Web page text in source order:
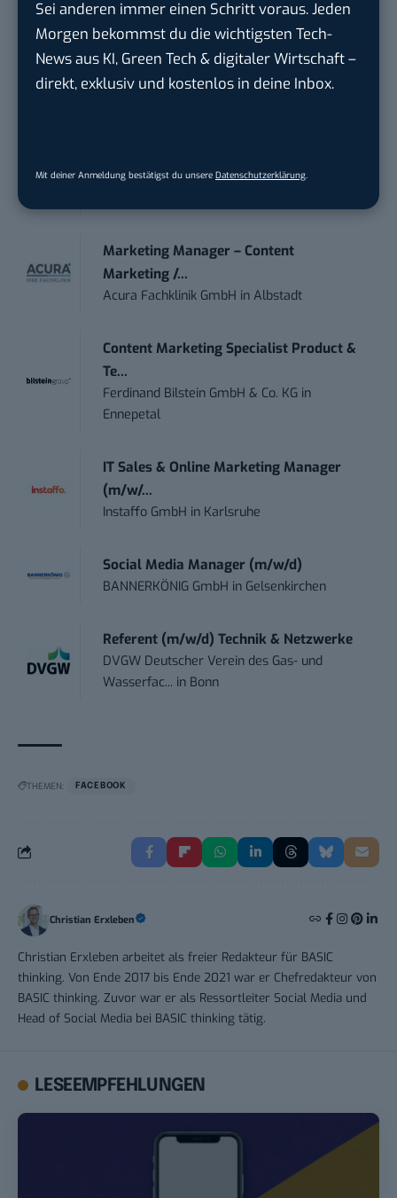
Sei anderen immer einen Schritt voraus. Jeden
Morgen bekommst du die wichtigsten Tech-
News aus KI, Green Tech & digitaler Wirtschaft –
direkt, exklusiv und kostenlos in deine Inbox.
Mit deiner Anmeldung bestätigst du unsere Datenschutzerklärung.
Anforderungs- und Projektmanager
touristische...
trendtours Holding GmbH inEschborn
Wiedmann & Winz GmbHinGeislingen an
Marketing Manager – Content
Marketing /...
Acura Fachklinik GmbH inAlbstadt
Content Marketing Specialist Product &
Te...
Ferdinand Bilstein GmbH & Co. KG in
Ennepetal
IT Sales & Online Marketing Manager
(m/w/...
Instaffo GmbH in Karlsruhe
Social Media Manager (m/w/d)
BANNERKÖNIG GmbH in Gelsenkirchen
Referent (m/w/d) Technik & Netzwerke
DVGW Deutscher Verein des Gas- und
Wasserfac... in Bonn
THEMEN: FACEBOOK
Christian Erxleben
Christian Erxleben arbeitet als freier Redakteur für BASIC
thinking. Von Ende 2017 bis Ende 2021 war er Chefredakteur von
BASIC thinking. Zuvor war er als Ressortleiter Social Media und
Head of Social Media bei BASIC thinking tätig.
LESEEMPFEHLUNGEN